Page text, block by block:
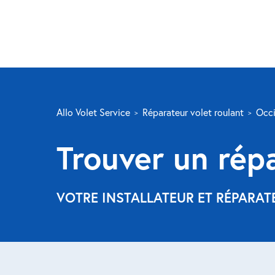
Allo Volet Service Réparateur volet roulant
Trouver un
VOTRE INSTALLATEUR ET